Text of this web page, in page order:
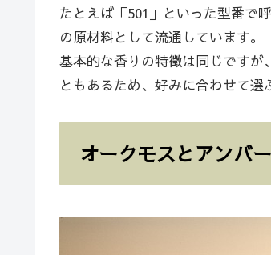
たとえば「501」といった型番で
の原材料として流通しています。
基本的な香りの特徴は同じです
ともあるため、好みに合わせて選
オークモスとアンバ